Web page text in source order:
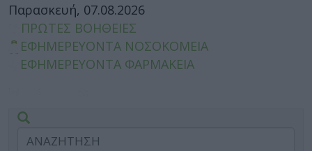
Παρασκευή, 07.08.2026
ΠΡΩΤΕΣ ΒΟΗΘΕΙΕΣ
ΕΦΗΜΕΡΕΥΟΝΤΑ ΝΟΣΟΚΟΜΕΙΑ
ΕΦΗΜΕΡΕΥΟΝΤΑ ΦΑΡΜΑΚΕΙΑ